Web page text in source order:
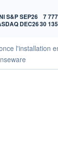
S&P SEP26 7
DEC2630
l'installation